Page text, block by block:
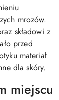
mrozów.
składowi z
przed
materiał
dla skóry.
miejscu